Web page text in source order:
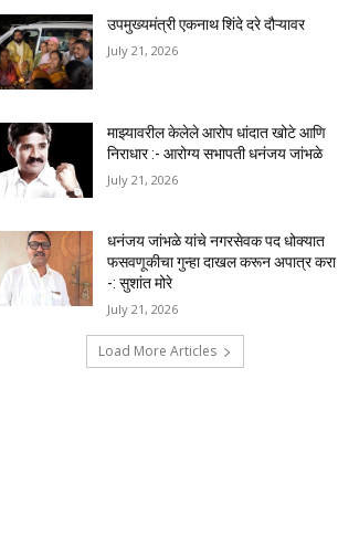
उपमुख्यमंत्री एकनाथ शिंदे दरे दौऱ्यावर
July 21, 2026
माझ्यावरील केलेले आरोप धांदात खोटे आणि
निराधार :- आरोग्य सभापती धनंजय जांभळे
July 21, 2026
धनंजय जांभळे यांचे नगरसेवक पद धोक्यात
फसवणूकीचा गुन्हा दाखल करून अपात्र करा
-: सुशांत मोरे
July 21, 2026
Load More Articles